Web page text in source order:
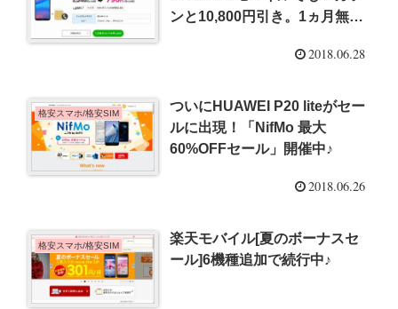
ンと10,800円引き。1ヵ月無料
2018.06.28
格安スマホ/格安SIM
ついにHUAWEI P20 liteがセー
ルに出現！「NifMo 最大
60%OFFセール」開催中♪
2018.06.26
格安スマホ/格安SIM
楽天モバイル[夏のボーナスセ
ール]6機種追加で続行中♪